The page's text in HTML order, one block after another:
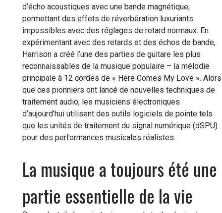
d’écho acoustiques avec une bande magnétique,
permettant des effets de réverbération luxuriants
impossibles avec des réglages de retard normaux. En
expérimentant avec des retards et des échos de bande,
Harrison a créé l’une des parties de guitare les plus
reconnaissables de la musique populaire – la mélodie
principale à 12 cordes de « Here Comes My Love ». Alors
que ces pionniers ont lancé de nouvelles techniques de
traitement audio, les musiciens électroniques
d’aujourd’hui utilisent des outils logiciels de pointe tels
que les unités de traitement du signal numérique (dSPU)
pour des performances musicales réalistes.
La musique a toujours été une
partie essentielle de la vie